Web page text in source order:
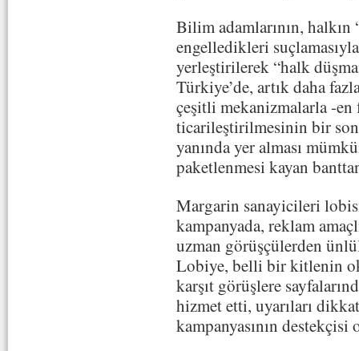
Bilim adamlarının,
engelledikleri
yerleştirilerek “halk
Türkiye’de, artık daha
çeşitli mekanizmalarla -en
ticarileştirilmesinin bir
yanında yer alması
paketlenmesi kayan
Margarin sanayicileri
kampanyada, reklam
uzman görüşçülerden
Lobiye, belli bir kitlenin
karşıt görüşlere
hizmet etti, uyarıları
kampanyasının destekçisi